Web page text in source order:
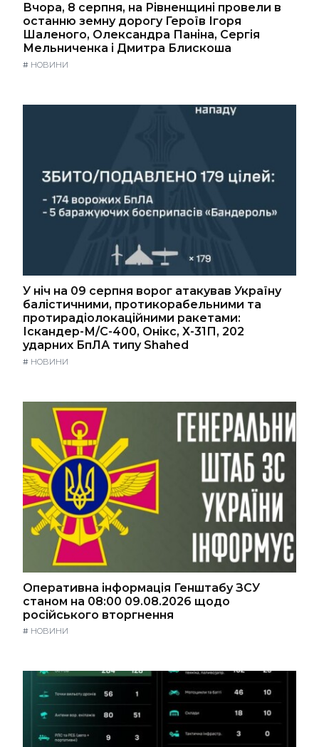
Вчора, 8 серпня, на Рівненщині провели в
останню земну дорогу Героїв Ігоря
Шаленого, Олександра Паніна, Сергія
Мельниченка і Дмитра Блискоша
# НОВИНИ
У ніч на 09 серпня ворог атакував Україну
балістичними, протикорабельними та
протирадіолокаційними ракетами:
Іскандер-М/С-400, Онікс, Х-31П, 202
ударних БпЛА типу Shahed
# НОВИНИ
Оперативна інформація Генштабу ЗСУ
станом на 08:00 09.08.2026 щодо
російського вторгнення
# НОВИНИ